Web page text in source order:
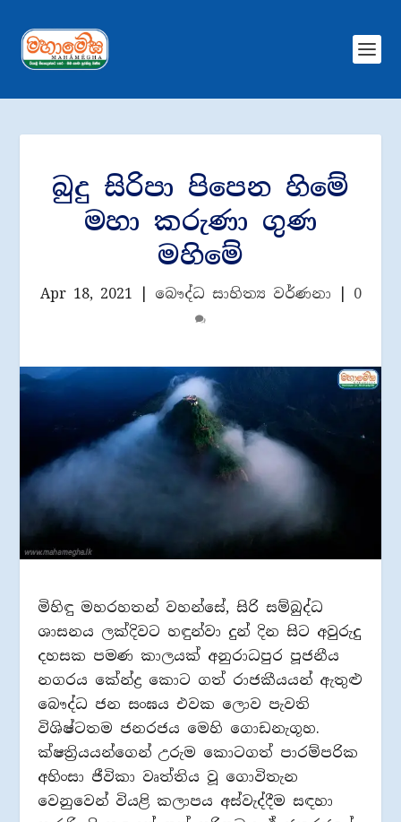
බුදු සිරිපා පිපෙන හිමේ
මහා කරුණා ගුණ
මහිමේ
Apr 18, 2021 බෞද්ධ සාහිත්‍ය වර්ණනා 0
මිහිඳු මහරහතන් වහන්සේ, සිරි සම්බුද්ධ
ශාසනය ලක්දිවට හඳුන්වා දුන් දින සිට අවුරුදු
දහසක පමණ කාලයක් අනුරාධපුර පූජනීය
නගරය කේන්ද්‍ර කොට ගත් රාජකීයයන් ඇතුළු
බෞද්ධ ජන සංඝය එවක ලොව පැවති
විශිෂ්ටතම ජනරජය මෙහි ගොඩනැගූහ.
ක්ෂත්‍රියයන්ගෙන් උරුම කොටගත් පාරම්පරික
අහිංසා ජීවිකා වෘත්තිය වූ ගොවිතැන
වෙනුවෙන් වියළි කලාපය අස්වැද්දීම සඳහා